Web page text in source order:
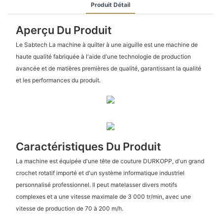
Produit Détail
Aperçu Du Produit
Le Sabtech La machine à quilter à une aiguille est une machine de
haute qualité fabriquée à l'aide d'une technologie de production
avancée et de matières premières de qualité, garantissant la qualité
et les performances du produit.
Caractéristiques Du Produit
La machine est équipée d'une tête de couture DURKOPP, d'un grand
crochet rotatif importé et d'un système informatique industriel
personnalisé professionnel. Il peut matelasser divers motifs
complexes et a une vitesse maximale de 3 000 tr/min, avec une
vitesse de production de 70 à 200 m/h.